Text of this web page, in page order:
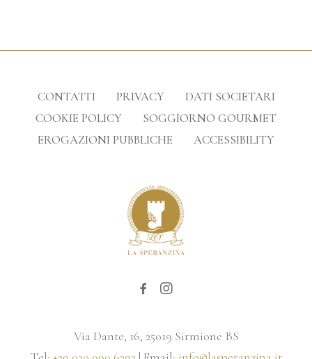
CONTATTI PRIVACY
DATI SOCIETARI
COOKIE POLICY
SOGGIORNO GOURMET
EROGAZIONI PUBBLICHE
ACCESSIBILITY
Via Dante, 16, 25019 Sirmione BS